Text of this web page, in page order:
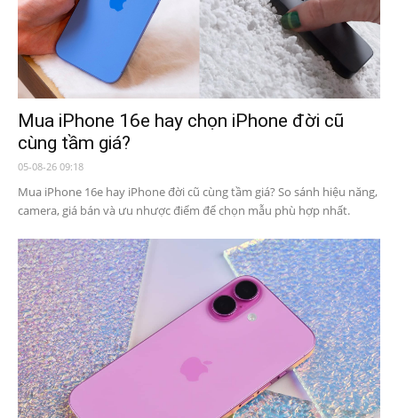
Mua iPhone 16e hay chọn iPhone đời cũ
cùng tầm giá?
05-08-26 09:18
Mua iPhone 16e hay iPhone đời cũ cùng tầm giá? So sánh hiệu năng,
camera, giá bán và ưu nhược điểm để chọn mẫu phù hợp nhất.